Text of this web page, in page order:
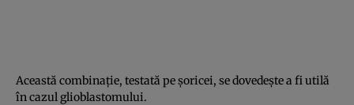
Această combinaţie, testată pe şoricei, se dovedeşte a fi utilă
în cazul glioblastomului.